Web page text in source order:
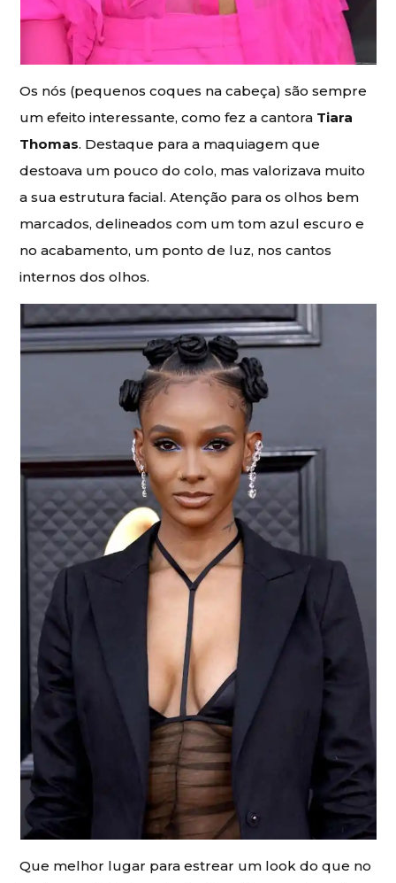
Os nós (pequenos coques na cabeça) são sempre
um efeito interessante, como fez a cantora Tiara
Thomas. Destaque para a maquiagem que
destoava um pouco do colo, mas valorizava muito
a sua estrutura facial. Atenção para os olhos bem
marcados, delineados com um tom azul escuro e
no acabamento, um ponto de luz, nos cantos
internos dos olhos.
Que melhor lugar para estrear um look do que no